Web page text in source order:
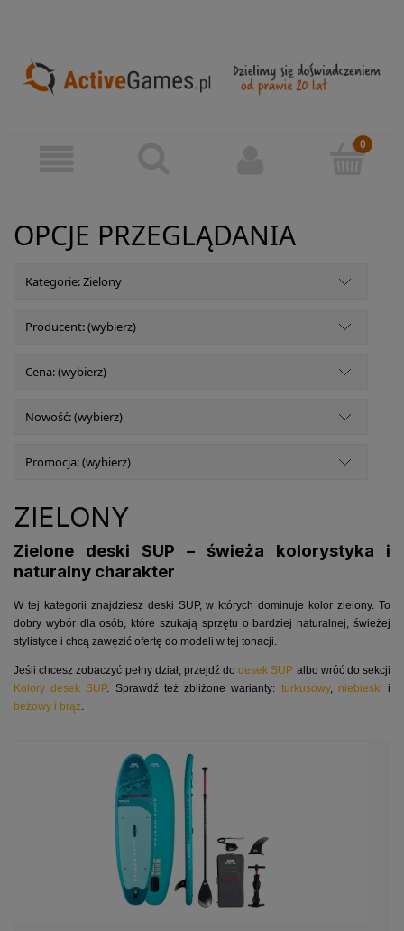
OPCJE PRZEGLĄDANIA
Kategorie: Zielony
Producent: (wybierz)
Cena: (wybierz)
Nowość: (wybierz)
Promocja: (wybierz)
ZIELONY
Zielone deski SUP – świeża kolorystyka i
naturalny charakter
W tej kategorii znajdziesz deski SUP, w których dominuje kolor zielony. To
dobry wybór dla osób, które szukają sprzętu o bardziej naturalnej, świeżej
stylistyce i chcą zawęzić ofertę do modeli w tej tonacji.
Jeśli chcesz zobaczyć pełny dział, przejdź dodesek SUP albo wróć do sekcji
Kolory desek SUP. Sprawdź też zbliżone warianty: turkusowy, niebieski i
beżowy i brąz.